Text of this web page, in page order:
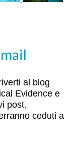
al blog
Evidence e
post.
ceduti a